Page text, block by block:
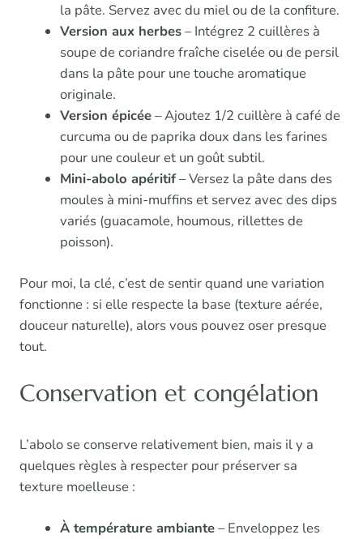
la pâte. Servez avec du miel ou de la confiture.
Version aux herbes– Intégrez 2 cuillères à
soupe de coriandre fraîche ciselée ou de persil
dans la pâte pour une touche aromatique
originale.
Version épicée– Ajoutez 1/2 cuillère à café de
curcuma ou de paprika doux dans les farines
pour une couleur et un goût subtil.
Mini-abolo apéritif– Versez la pâte dans des
moules à mini-muffins et servez avec des dips
variés (guacamole, houmous, rillettes de
poisson).
Pour moi, la clé, c’est de sentir quand une variation
fonctionne : si elle respecte la base (texture aérée,
douceur naturelle), alors vous pouvez oser presque
tout.
Conservation et congélation
L’abolo se conserve relativement bien, mais il y a
quelques règles à respecter pour préserver sa
texture moelleuse :
À température ambiante– Enveloppez les